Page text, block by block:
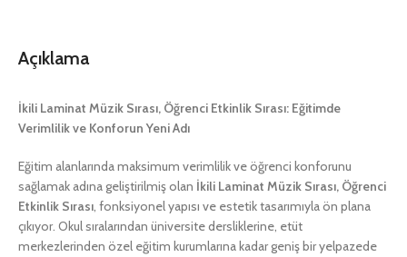
Açıklama
İkili Laminat Müzik Sırası, Öğrenci Etkinlik Sırası: Eğitimde
Verimlilik ve Konforun Yeni Adı
Eğitim alanlarında maksimum verimlilik ve öğrenci konforunu
sağlamak adına geliştirilmiş olan İkili Laminat Müzik Sırası, Öğrenci
Etkinlik Sırası, fonksiyonel yapısı ve estetik tasarımıyla ön plana
çıkıyor. Okul sıralarından üniversite dersliklerine, etüt
merkezlerinden özel eğitim kurumlarına kadar geniş bir yelpazede